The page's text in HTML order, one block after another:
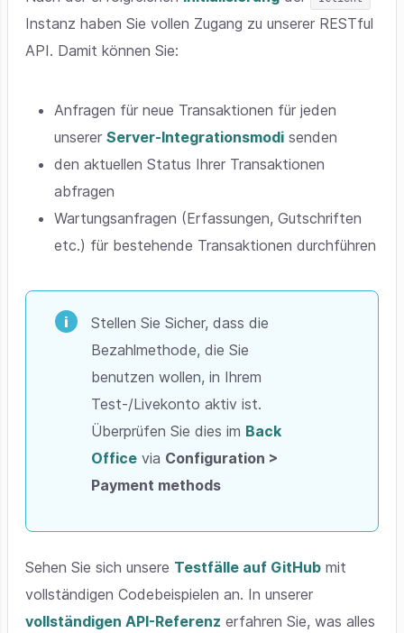
Instanz haben Sie vollen Zugang zu unserer RESTful
API. Damit können Sie:
Anfragen für neue Transaktionen für jeden
unsererServer-Integrationsmodi senden
den aktuellen Status Ihrer Transaktionen
abfragen
Wartungsanfragen (Erfassungen, Gutschriften
etc.) für bestehende Transaktionen durchführen
Stellen Sie Sicher, dass die
Bezahlmethode, die Sie
benutzen wollen, in Ihrem
Test-/Livekonto aktiv ist.
Überprüfen Sie dies im Back
Office via Configuration >
Payment methods
Sehen Sie sich unsere Testfälle auf GitHub mit
vollständigen Codebeispielen an. In unserer
vollständigen API-Referenz erfahren Sie, was alles